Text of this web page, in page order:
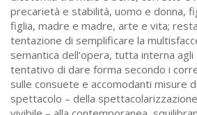
precarietà e stabilità, uomo e donna,
figlia, madre e madre, arte e vita;
tentazione di semplificare la
semantica dell’opera, tutta interna agli
tentativo di dare forma secondo i
sulle consuete e accomodanti misure
spettacolo – della